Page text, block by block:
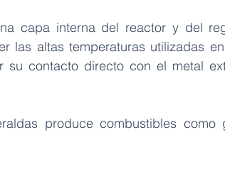
capa interna del reactor y del
las altas temperaturas utilizadas
su contacto directo con el metal
produce combustibles como